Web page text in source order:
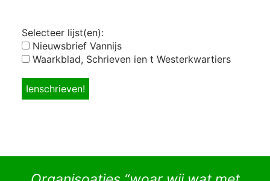
Selecteer lijst(en):
Nieuwsbrief Vannijs
Waarkblad, Schrieven ien t Westerkwartiers